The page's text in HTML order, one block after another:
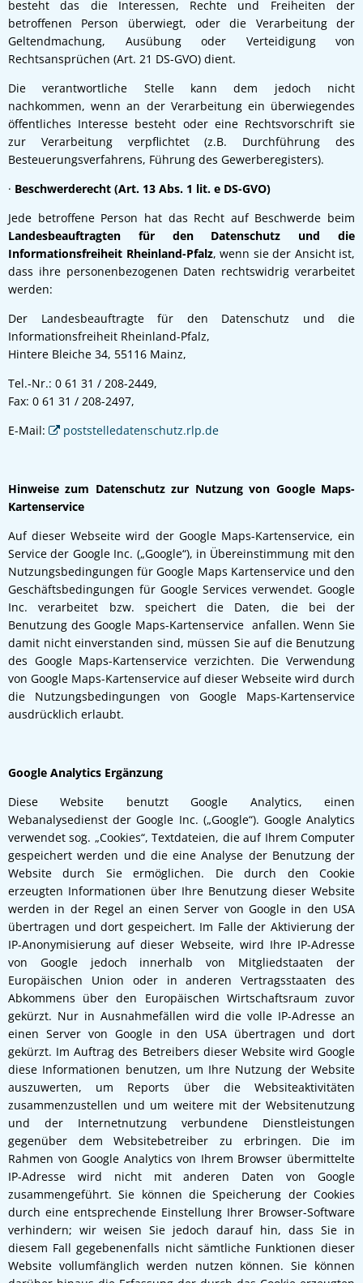
besteht das die Interessen, Rechte und Freiheiten der
betroffenen Person überwiegt, oder die Verarbeitung der
Geltendmachung, Ausübung oder Verteidigung von
Rechtsansprüchen (Art. 21 DS-GVO) dient.
Die verantwortliche Stelle kann dem jedoch nicht
nachkommen, wenn an der Verarbeitung ein überwiegendes
öffentliches Interesse besteht oder eine Rechtsvorschrift sie
zur Verarbeitung verpflichtet (z.B. Durchführung des
Besteuerungsverfahrens, Führung des Gewerberegisters).
· Beschwerderecht (Art. 13 Abs. 1 lit. e DS-GVO)
Jede betroffene Person hat das Recht auf Beschwerde beim
Landesbeauftragten für den Datenschutz und die
Informationsfreiheit Rheinland-Pfalz, wenn sie der Ansicht ist,
dass ihre personenbezogenen Daten rechtswidrig verarbeitet
werden:
Der Landesbeauftragte für den Datenschutz und die
Informationsfreiheit Rheinland-Pfalz,
Hintere Bleiche 34, 55116 Mainz,
Tel.-Nr.: 0 61 31 / 208-2449,
Fax: 0 61 31 / 208-2497,
E-Mail:
poststelledatenschutz.rlp.de
Hinweise zum Datenschutz zur Nutzung von Google Maps-
Kartenservice
Auf dieser Webseite wird der Google Maps-Kartenservice, ein
Service der Google Inc. („Google“), in Übereinstimmung mit den
Nutzungsbedingungen für Google Maps Kartenservice und den
Geschäftsbedingungen für Google Services verwendet. Google
Inc. verarbeitet bzw. speichert die Daten, die bei der
Benutzung des Google Maps-Kartenservice anfallen. Wenn Sie
damit nicht einverstanden sind, müssen Sie auf die Benutzung
des Google Maps-Kartenservice verzichten. Die Verwendung
von Google Maps-Kartenservice auf dieser Webseite wird durch
die Nutzungsbedingungen von Google Maps-Kartenservice
ausdrücklich erlaubt.
Google Analytics Ergänzung
Diese Website benutzt Google Analytics, einen
Webanalysedienst der Google Inc. („Google“). Google Analytics
verwendet sog. „Cookies“, Textdateien, die auf Ihrem Computer
gespeichert werden und die eine Analyse der Benutzung der
Website durch Sie ermöglichen. Die durch den Cookie
erzeugten Informationen über Ihre Benutzung dieser Website
werden in der Regel an einen Server von Google in den USA
übertragen und dort gespeichert. Im Falle der Aktivierung der
IP-Anonymisierung auf dieser Webseite, wird Ihre IP-Adresse
von Google jedoch innerhalb von Mitgliedstaaten der
Europäischen Union oder in anderen Vertragsstaaten des
Abkommens über den Europäischen Wirtschaftsraum zuvor
gekürzt. Nur in Ausnahmefällen wird die volle IP-Adresse an
einen Server von Google in den USA übertragen und dort
gekürzt. Im Auftrag des Betreibers dieser Website wird Google
diese Informationen benutzen, um Ihre Nutzung der Website
auszuwerten, um Reports über die Websiteaktivitäten
zusammenzustellen und um weitere mit der Websitenutzung
und der Internetnutzung verbundene Dienstleistungen
gegenüber dem Websitebetreiber zu erbringen. Die im
Rahmen von Google Analytics von Ihrem Browser übermittelte
IP-Adresse wird nicht mit anderen Daten von Google
zusammengeführt. Sie können die Speicherung der Cookies
durch eine entsprechende Einstellung Ihrer Browser-Software
verhindern; wir weisen Sie jedoch darauf hin, dass Sie in
diesem Fall gegebenenfalls nicht sämtliche Funktionen dieser
Website vollumfänglich werden nutzen können. Sie können